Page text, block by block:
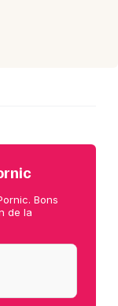
Bons
de la